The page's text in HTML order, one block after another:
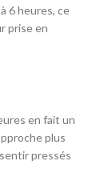
6 heures, ce
prise en
en fait un
plus
pressés